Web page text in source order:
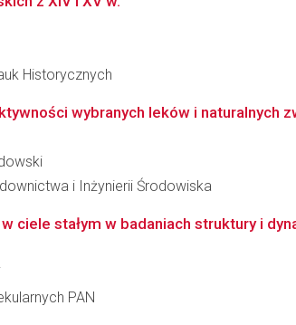
Historycznych
wybranych leków i naturalnych
i Inżynierii Środowiska
ciele stałym w badaniach struktury i
PAN